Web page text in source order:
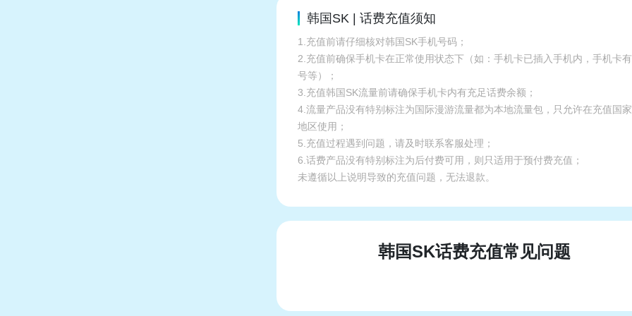
韩国SK | 话费充值须知
1.充值前请仔细核对韩国SK手机号码；
2.充值前确保手机卡在正常使用状态下（如：手机卡已插入手机内，手机卡
号等）；
3.充值韩国SK流量前请确保手机卡内有充足话费余额；
4.流量产品没有特别标注为国际漫游流量都为本地流量包，只允许在充值国
地区使用；
5.充值过程遇到问题，请及时联系客服处理；
6.话费产品没有特别标注为后付费可用，则只适用于预付费充值；
未遵循以上说明导致的充值问题，无法退款。
韩国SK话费充值常见问题